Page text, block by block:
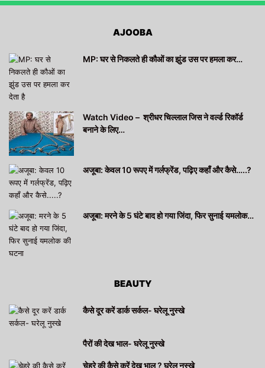
AJOOBA
MP: घर से निकलते ही कौओं का झुंड उस पर हमला कर…
Watch Video – श्रीधर चिल्लाल जिस ने वर्ल्ड रिकॉर्ड
बनाने के लिए…
अजूबा: केवल 10 रूपए में गर्लफ्रेंड, पढ़िए कहाँ और कैसे…..?
अजूबा: मरने के 5 घंटे बाद हो गया जिंदा, फिर सुनाई यमलोक…
BEAUTY
कैसे दूर करें डार्क सर्कल- घरेलू नुस्खे
पैरों की देख भाल- घरेलू नुस्खे
चेहरे की कैसे करें देख भाल ? घरेलू नुस्खे